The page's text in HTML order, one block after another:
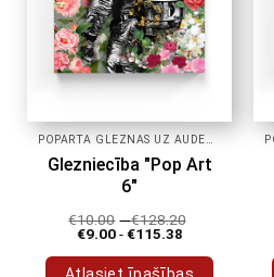
Glezniecība "Pop Art
6"
€10.00 -€128.20
€9.00-€115.38
Atlasiet īpašības